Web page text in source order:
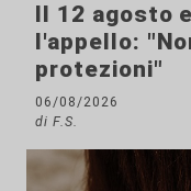
Il 12 agosto
l'appello:
protezioni"
06/08/2026
di F.S.